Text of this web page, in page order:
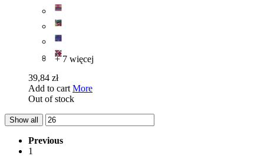
+ 7 więcej
39,84 zł
Add to cart More
Out of stock
Show all
Previous
1